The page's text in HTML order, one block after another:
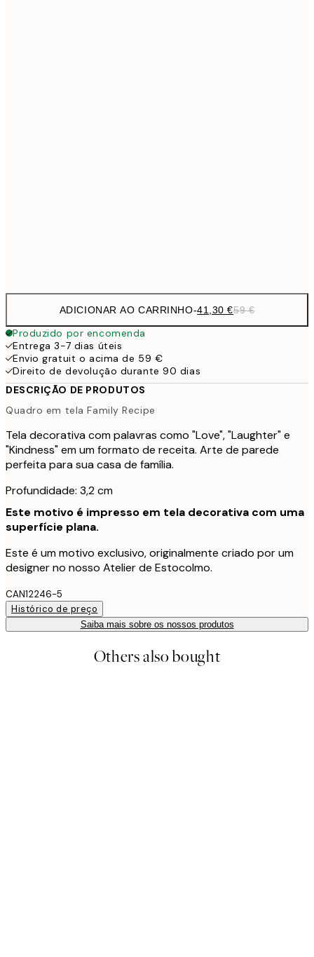
ADICIONAR AO CARRINHO-41,30 €59 €
Produzido por encomenda
Entrega 3-7 dias úteis
Envio gratuit o acima de 59 €
Direito de devolução durante 90 dias
DESCRIÇÃO DE PRODUTOS
Quadro em tela Family Recipe
Tela decorativa com palavras como "Love", "Laughter" e
"Kindness" em um formato de receita. Arte de parede
perfeita para sua casa de família.
Profundidade: 3,2 cm
Este motivo é impresso em tela decorativa com uma
superfície plana.
Este é um motivo exclusivo, originalmente criado por um
designer no nosso Atelier de Estocolmo.
CAN12246-5
Histórico de preço
Saiba mais sobre os nossos produtos
Others also bought